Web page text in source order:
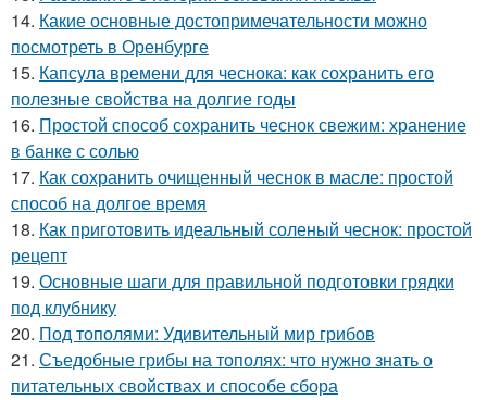
14. Какие основные достопримечательности можно
посмотреть в Оренбурге
15. Капсула времени для чеснока: как сохранить его
полезные свойства на долгие годы
16. Простой способ сохранить чеснок свежим: хранение
в банке с солью
17. Как сохранить очищенный чеснок в масле: простой
способ на долгое время
18. Как приготовить идеальный соленый чеснок: простой
рецепт
19. Основные шаги для правильной подготовки грядки
под клубнику
20. Под тополями: Удивительный мир грибов
21. Съедобные грибы на тополях: что нужно знать о
питательных свойствах и способе сбора